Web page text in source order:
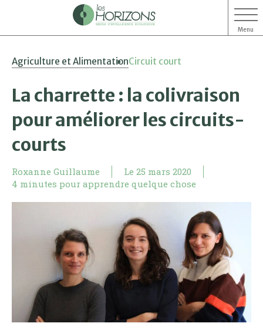
Menu
Agriculture et AlimentationCircuit court
La charrette : la colivraison
pour améliorer les circuits-
courts
Roxanne Guillaume Le 25 mars 2020
4 minutes pour apprendre quelque chose